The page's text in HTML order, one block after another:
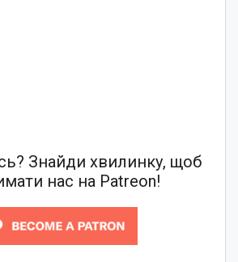
Знайди хвилинку, щоб
нас на Patreon!